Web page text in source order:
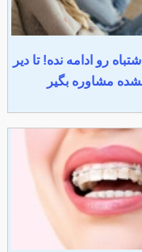
رو ادامه نده! تا دیر
مشاوره بگیر